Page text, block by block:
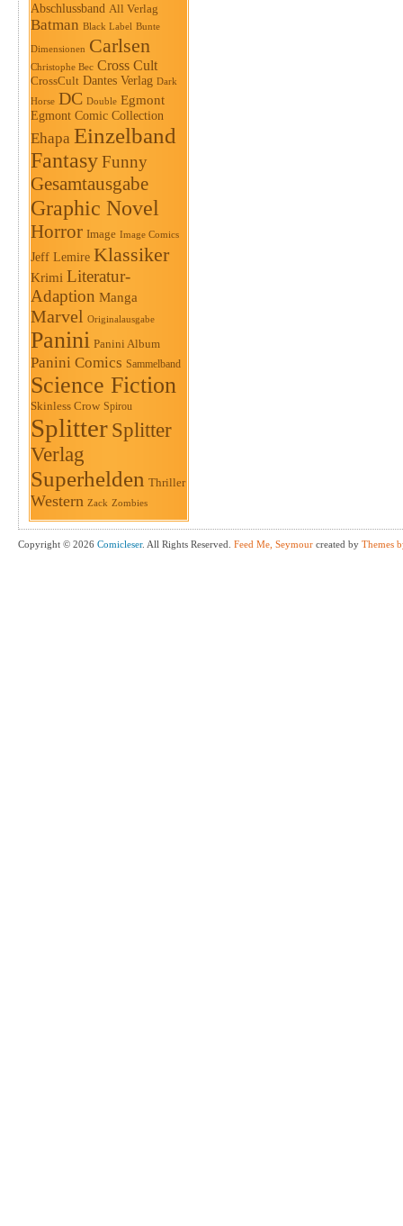
Abschlussband All Verlag
Batman Black Label Bunte
Dimensionen Carlsen
Christophe Bec Cross Cult
CrossCult Dantes Verlag Dark
Horse DC Double Egmont
Egmont Comic Collection
Ehapa Einzelband
FantasyFunny
Gesamtausgabe
Graphic Novel
Horror Image Image Comics
Jeff Lemire Klassiker
Krimi Literatur-
Adaption Manga
Marvel Originalausgabe
Panini Panini Album
Panini Comics Sammelband
Science Fiction
Skinless Crow Spirou
Splitter Splitter
Verlag
Superhelden Thriller
Western Zack Zombies
Copyright © 2026 Comicleser. All Rights Reserved. Feed Me, Seymour created by Themes